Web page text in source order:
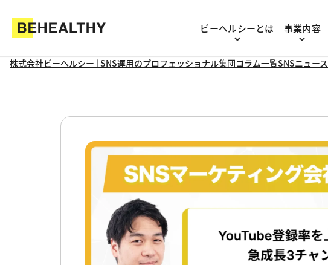
ビーヘルシーとは 事業内容
株式会社ビーヘルシー | SNS運用のプロフェッショナル集団コラム一覧SNSニュース